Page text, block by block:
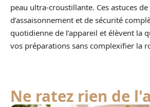
peau ultra-croustillante. Ces astuces
d’assaisonnement et de sécurité
quotidienne de l’appareil et élèvent la
vos préparations sans complexifier la
Ne ratez rien de